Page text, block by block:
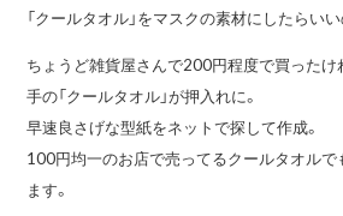
「クールタオル」をマスクの素材にしたらい
ちょうど雑貨屋さんで200円程度で買った
手の「クールタオル」が押入れに。
早速良さげな型紙をネットで探して作成。
100円均一のお店で売ってるクールタオル
ます。